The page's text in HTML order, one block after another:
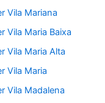
Vila Mariana
Vila Maria Baixa
Vila Maria Alta
Vila Maria
Vila Madalena